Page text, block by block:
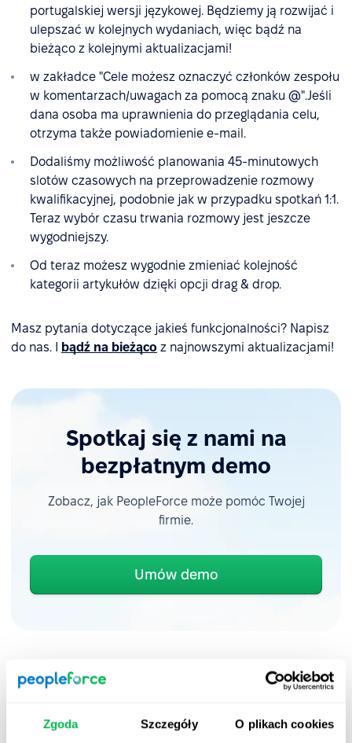
Zgoda Szczegóły O plikach cookies
portugalskiej wersji językowej. Będziemy ją rozwijać i
ulepszać w kolejnych wydaniach, więc bądź na
bieżąco z kolejnymi aktualizacjami!
w zakładce "Cele możesz oznaczyć członków zespołu
w komentarzach/uwagach za pomocą znaku @".Jeśli
dana osoba ma uprawnienia do przeglądania celu,
otrzyma także powiadomienie e-mail.
Dodaliśmy możliwość planowania 45-minutowych
slotów czasowych na przeprowadzenie rozmowy
kwalifikacyjnej, podobnie jak w przypadku spotkań 1:1.
Teraz wybór czasu trwania rozmowy jest jeszcze
wygodniejszy.
Od teraz możesz wygodnie zmieniać kolejność
kategorii artykułów dzięki opcji drag & drop.
Masz pytania dotyczące jakieś funkcjonalności? Napisz
do nas. I
bądź na bieżąco z najnowszymi aktualizacjami!
Spotkaj się z nami na
bezpłatnym demo
Zobacz, jak PeopleForce może pomóc Twojej
firmie.
Umów demo
Ostatnie aktualizacje